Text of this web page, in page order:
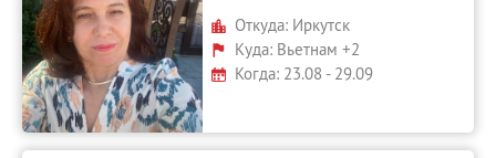
Откуда: Иркутск
Куда: Вьетнам +2
Когда: 23.08 - 29.09